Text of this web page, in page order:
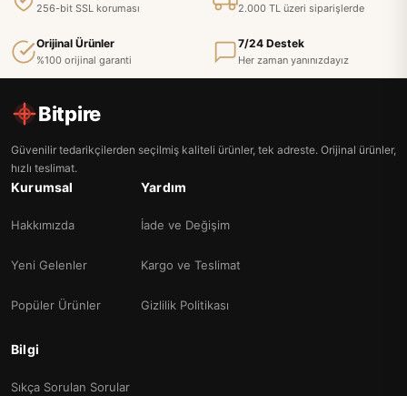
256-bit SSL koruması 2.000 TL üzeri siparişlerde
Orijinal Ürünler
%100 orijinal garanti
7/24 Destek
Her zaman yanınızdayız
Bitpire
Güvenilir tedarikçilerden seçilmiş kaliteli ürünler, tek adreste. Orijinal ürünler,
hızlı teslimat.
Kurumsal
Hakkımızda
Yeni Gelenler
Popüler Ürünler
Yardım
İade ve Değişim
Kargo ve Teslimat
Gizlilik Politikası
Bilgi
Sıkça Sorulan Sorular